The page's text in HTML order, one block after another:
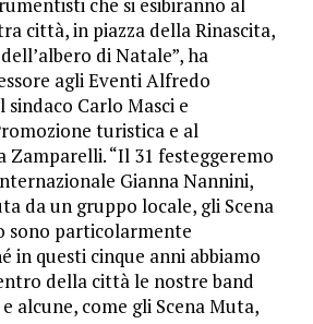
che si esibiranno al
città, in piazza della Rinascita,
di Natale”, ha
agli Eventi Alfredo
sindaco Carlo Masci e
turistica e al
Zamparelli. “Il 31 festeggeremo
Gianna Nannini,
da un gruppo locale, gli Scena
sono particolarmente
in questi cinque anni abbiamo
della città le nostre band
alcune, come gli Scena Muta,